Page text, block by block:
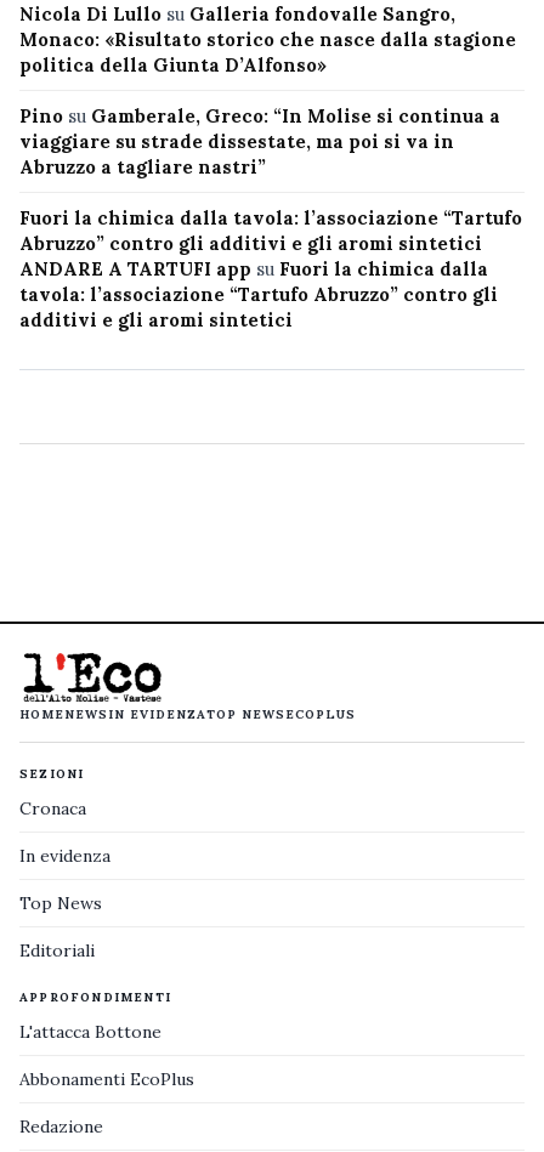
Nicola Di Lullo su Galleria fondovalle Sangro,
Monaco: «Risultato storico che nasce dalla stagione
politica della Giunta D’Alfonso»
Pino su Gamberale, Greco: “In Molise si continua a
viaggiare su strade dissestate, ma poi si va in
Abruzzo a tagliare nastri”
Fuori la chimica dalla tavola: l’associazione “Tartufo
Abruzzo” contro gli additivi e gli aromi sintetici
ANDARE A TARTUFI app su Fuori la chimica dalla
tavola: l’associazione “Tartufo Abruzzo” contro gli
additivi e gli aromi sintetici
HOMENEWS IN EVIDENZATOP NEWS ECOPLUS
SEZIONI
Cronaca
In evidenza
Top News
Editoriali
APPROFONDIMENTI
L'attacca Bottone
Abbonamenti EcoPlus
Redazione